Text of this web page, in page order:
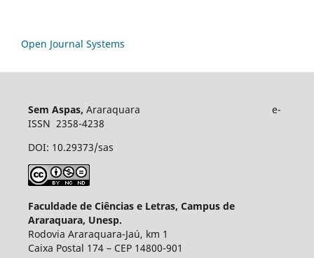
Open Journal Systems
Sem Aspas, Araraquara e-
ISSN 2358-4238
DOI: 10.29373/sas
Faculdade de Ciências e Letras, Campus de
Araraquara, Unesp.
Rodovia Araraquara-Jaú, km 1
Caixa Postal 174 – CEP 14800-901